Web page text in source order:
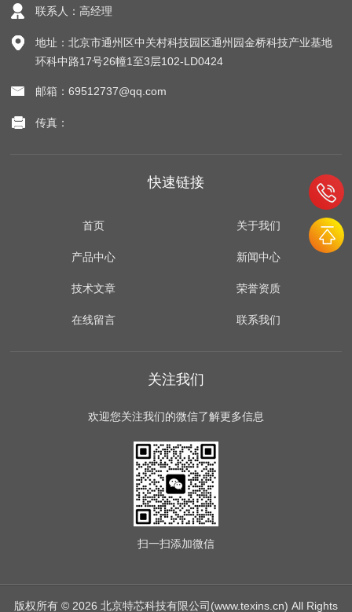
联系人：高经理
地址：北京市通州区中关村科技园区通州园金桥科技产业基地
环科中路17号26幢1至3层102-LD0424
邮箱：69512737@qq.com
传真：
快速链接
首页 关于我们
产品中心 新闻中心
技术文章 荣誉资质
在线留言 联系我们
关注我们
欢迎您关注我们的微信了解更多信息
扫一扫添加微信
版权所有 © 2026 北京特芯科技有限公司(www.texins.cn) All Rights